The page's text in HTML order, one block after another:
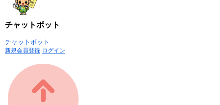
チャットボット
チャットボット
新規会員登録 ログイン